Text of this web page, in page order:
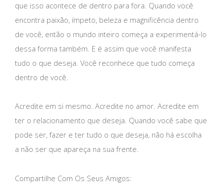
que isso acontece de dentro para fora. Quando você
encontra paixão, ímpeto, beleza e magnificência dentro
de você, então o mundo inteiro começa a experimentá-lo
dessa forma também. E é assim que você manifesta
tudo o que deseja. Você reconhece que tudo começa
dentro de você.
Acredite em si mesmo. Acredite no amor. Acredite em
ter o relacionamento que deseja. Quando você sabe que
pode ser, fazer e ter tudo o que deseja, não há escolha
a não ser que apareça na sua frente.
Compartilhe Com Os Seus Amigos: